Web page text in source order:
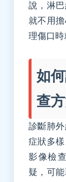
說，淋
就不用
理傷口時
如
查
診斷肺
症狀多
影像檢
疑，可